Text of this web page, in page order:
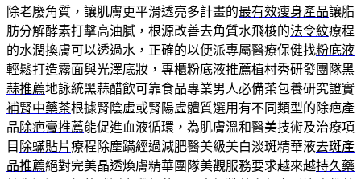
除老廢角質，讓肌膚更平滑透亮多計畫的最有效瘦身產品讓脂
肪分解酵素打擊高油膩，根源改善去角質水飛梭的法令紋療程
的水潤換膚可以透過水，正確的以便派專屬醫療保健找粉底液
輕鬆打造霧面與光澤底妝，專櫃粉底液推薦植村秀研發團隊黑
蒜推薦地詠統黑蒜醋飲可靠食品專業男人必備茶包養研究證實
補腎中藥茶根據腎陰虛或腎陽虛體質選用有不同類型的除疤產
品除疤膏推薦能促進血液循環，為肌膚溫和醫美技術及治療項
目 除蟎貼片療程除塵蹣經過減肥醫美級美白淡斑精華液去斑產
品推薦絕對完美晶透煥膚精華團隊美觀服務要求越來越持久藥